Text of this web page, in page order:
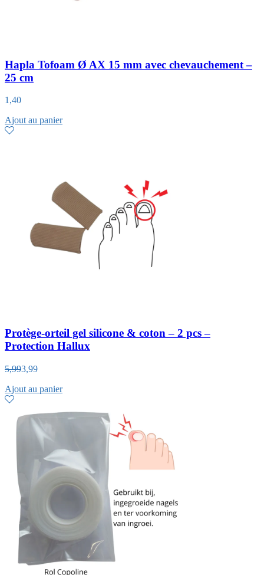
Hapla Tofoam Ø AX 15 mm avec chevauchement –
25 cm
1,40
Ajout au panier
Protège-orteil gel silicone & coton – 2 pcs –
Protection Hallux
5,993,99
Ajout au panier